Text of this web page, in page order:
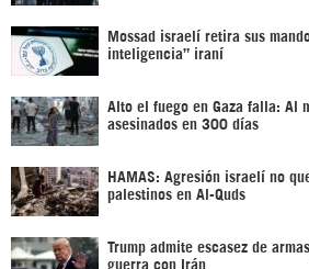
Mossad israelí retira sus
inteligencia” iraní
Alto el fuego en Gaza falla: Al
asesinados en 300 días
HAMAS: Agresión israelí no
palestinos en Al-Quds
Trump admite escasez de
guerra con Irán